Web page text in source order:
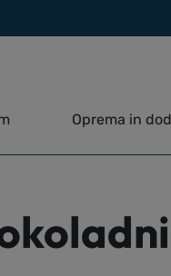
Oprema in